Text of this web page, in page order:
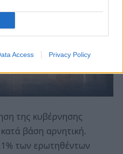
Access Privacy Policy
της κυβέρνησης
βάση αρνητική.
των ερωτηθέντων